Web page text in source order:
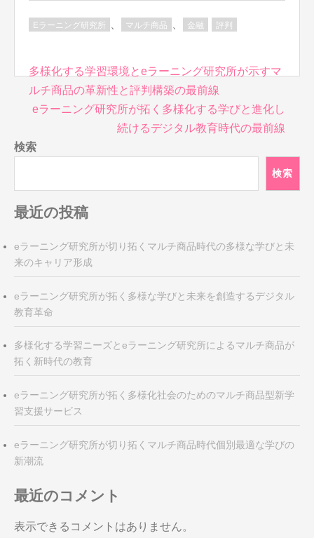
Eラーニング研究所 マルチ商品 金融 評判
投
稿
ナ
ゲ
ー
ョ
ン
多様化する学習環境とeラーニング研究所が示すマ
ルチ商品の革新性と評判構築の最前線
eラーニング研究所が拓く多様化する学びと進化し
続けるデジタル教育時代の最前線
検索
検索
最近の投稿
eラーニング研究所が切り拓くマルチ商品時代の多様な学びと未
来のキャリア形成
eラーニング研究所が拓く多様な学びと未来を創造するデジタル
教育革命
多様化する学習ニーズとeラーニング研究所によるマルチ商品が
拓く新時代の教育
eラーニング研究所が拓く多様化社会のためのマルチ商品型新学
習支援サービス
eラーニング研究所が切り拓くマルチ商品時代個別最適な学びの
新潮流
最近のコメント
表示できるコメントはありません。